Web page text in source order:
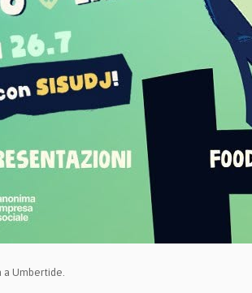
Umbertide.